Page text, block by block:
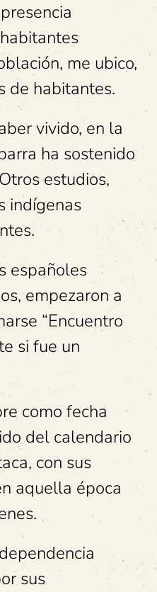
me ubico,
de habitantes.
vivido, en la
ha sostenido
estudios,
indígenas
españoles
empezaron a
“Encuentro
si fue un
como fecha
del calendario
con sus
aquella época
sus